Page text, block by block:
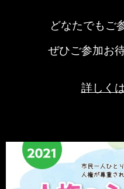
どなたでもご
ぜひご参加お
詳しく